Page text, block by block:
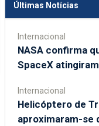
Últimas Notícias
Internacional
NASA confirma
SpaceX
Internacional
Helicóptero de
aproximaram-se